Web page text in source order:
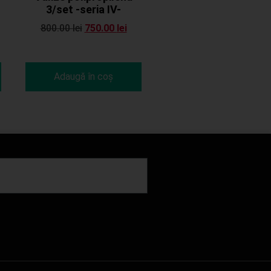
3/set -seria IV-
800.00lei 750.00 lei
Adaugă în coș